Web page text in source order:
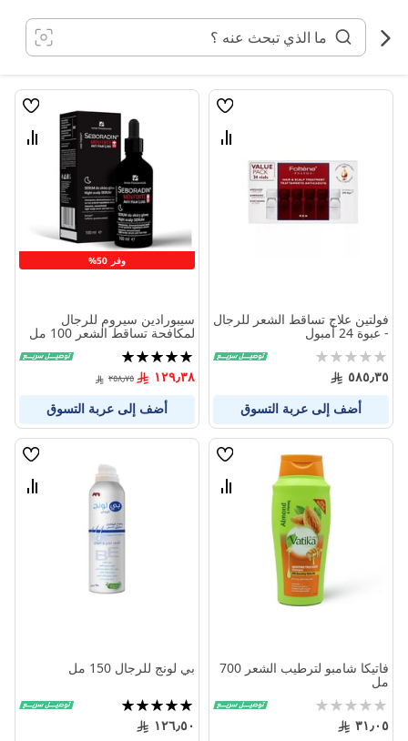
المحتوى
قائمة
قارن
فولتين علاج تساقط الشعر للرجال
- عبوة 24 أمبول
Rating:
0%
٥٨٥٫٣٥
أضف إلى عربة التسوق
وفر 50%
قائمة
قارن
سيبورادين سيروم للرجال
لمكافحة تساقط الشعر 100 مل
تقييم:
100%
١٢٩٫٣٨ ٢٥٨٫٧٥
أضف إلى عربة التسوق
قائمة
قارن
فاتيكا شامبو لترطيب الشعر 700
مل
Rating:
0%
٣١٫٠٥
قائمة
قارن
بي لونج للرجال 150 مل
تقييم:
100%
١٢٦٫٥٠